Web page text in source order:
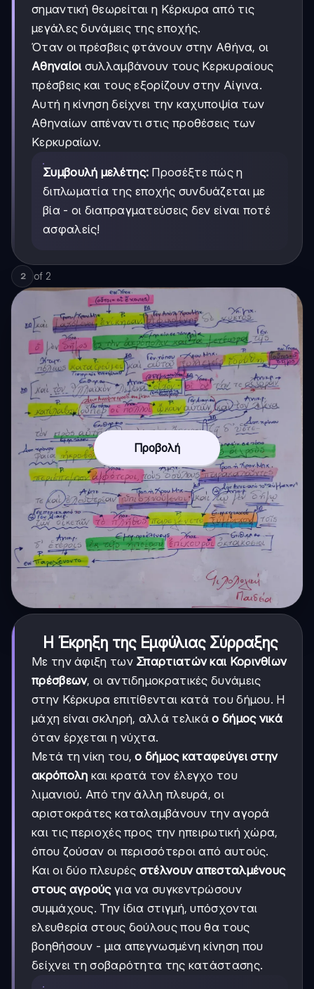
σημαντική θεωρείται η Κέρκυρα από τις
μεγάλες δυνάμεις της εποχής.
Όταν οι πρέσβεις φτάνουν στην Αθήνα, οι
Αθηναίοι συλλαμβάνουν τους Κερκυραίους
πρέσβεις και τους εξορίζουν στην Αίγινα.
Αυτή η κίνηση δείχνει την καχυποψία των
Αθηναίων απέναντι στις προθέσεις των
Κερκυραίων.
Συμβουλή μελέτης: Προσέξτε πώς η
διπλωματία της εποχής συνδυάζεται με
βία - οι διαπραγματεύσεις δεν είναι ποτέ
ασφαλείς!
2 of 2
Προβολή
Η Έκρηξη της Εμφύλιας Σύρραξης
Με την άφιξη των Σπαρτιατών και Κορινθίων
πρέσβεων, οι αντιδημοκρατικές δυνάμεις
στην Κέρκυρα επιτίθενται κατά του δήμου. Η
μάχη είναι σκληρή, αλλά τελικάο δήμος νικά
όταν έρχεται η νύχτα.
Μετά τη νίκη του,ο δήμος καταφεύγει στην
ακρόπολη και κρατά τον έλεγχο του
λιμανιού. Από την άλλη πλευρά, οι
αριστοκράτες καταλαμβάνουν την αγορά
και τις περιοχές προς την ηπειρωτική χώρα,
όπου ζούσαν οι περισσότεροι από αυτούς.
Και οι δύο πλευρές στέλνουν απεσταλμένους
στους αγρούςγια να συγκεντρώσουν
συμμάχους. Την ίδια στιγμή, υπόσχονται
ελευθερία στους δούλους που θα τους
βοηθήσουν - μια απεγνωσμένη κίνηση που
δείχνει τη σοβαρότητα της κατάστασης.